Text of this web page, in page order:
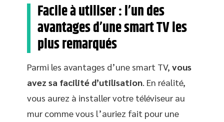
Facile à utiliser : l’un des
avantages d’une smart TV les
plus remarqués
Parmi les avantages d’une smart TV, vous
avez sa facilité d’utilisation . En réalité,
vous aurez à installer votre téléviseur au
mur comme vous l’auriez fait pour une